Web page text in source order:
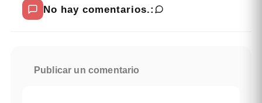
No hay comentarios.:
Publicar un comentario